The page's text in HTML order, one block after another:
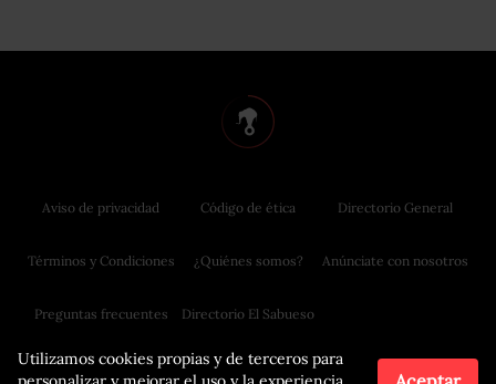
Utilizamos cookies propias y de terceros para
Aviso de privacidad
Términos y Condiciones
Preguntas frecuentes
Código de ética
¿Quiénes somos?
Directorio El Sabueso
Directorio General
Anúnciate con nosotros